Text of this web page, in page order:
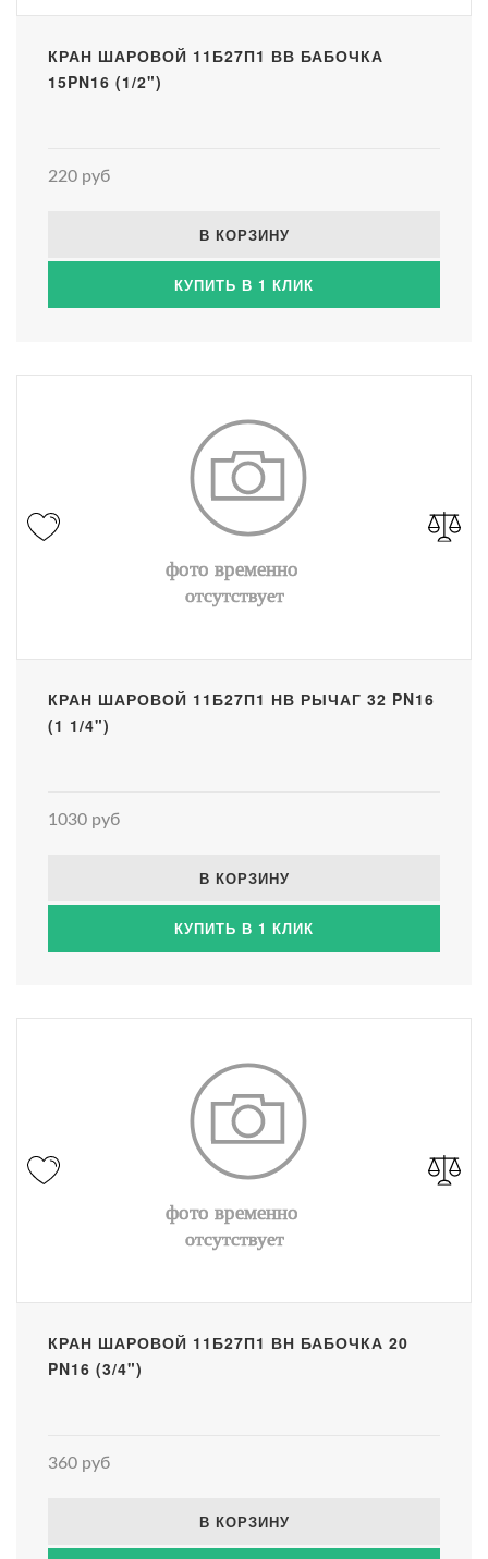
КРАН ШАРОВОЙ 11Б27П1 ВВ БАБОЧКА
15PN16 (1/2")
220 руб
В КОРЗИНУ
КУПИТЬ В 1 КЛИК
КРАН ШАРОВОЙ 11Б27П1 НВ РЫЧАГ 32 PN16
(1 1/4")
1030 руб
В КОРЗИНУ
КУПИТЬ В 1 КЛИК
КРАН ШАРОВОЙ 11Б27П1 ВН БАБОЧКА 20
PN16 (3/4")
360 руб
В КОРЗИНУ